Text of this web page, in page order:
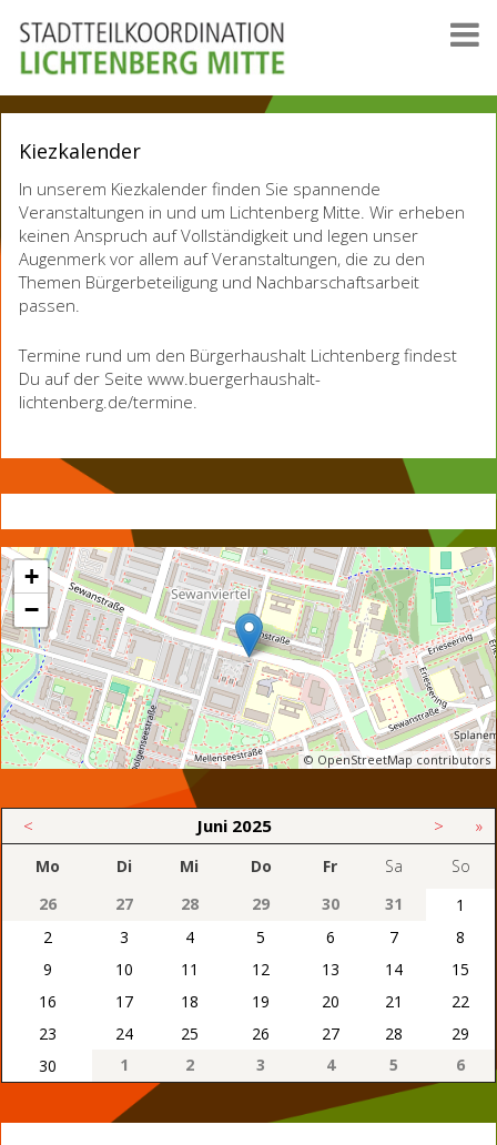
Kiezkalender
In unserem Kiezkalender finden Sie spannende
Veranstaltungen in und um Lichtenberg Mitte. Wir erheben
keinen Anspruch auf Vollständigkeit und legen unser
Augenmerk vor allem auf Veranstaltungen, die zu den
Themen Bürgerbeteiligung und Nachbarschaftsarbeit
passen.
Termine rund um den Bürgerhaushalt Lichtenberg findest
Du auf der Seite www.buergerhaushalt-
lichtenberg.de/termine.
+
−
© OpenStreetMap contributors
< Juni 2025 > »
Mo Di Mi Do Fr Sa
So
26
27 28 29 30 31
1
2
3 4 5 6 7
8
9
10 11 12 13 14
15
16
17 18 19 20 21
22
23
24 25 26 27 28
29
30
1 2 3 4 5 6